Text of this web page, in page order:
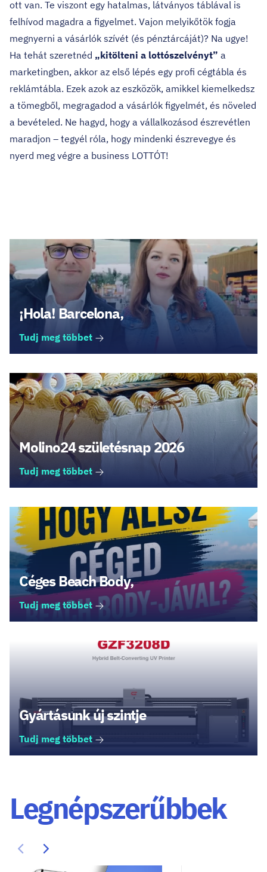
ott van. Te viszont egy hatalmas, látványos táblával is
felhívod magadra a figyelmet. Vajon melyikőtök fogja
megnyerni a vásárlók szívét (és pénztárcáját)? Na ugye!
Ha tehát szeretnéd „kitölteni a lottószelvényt” a
marketingben, akkor az első lépés egy profi cégtábla és
reklámtábla. Ezek azok az eszközök, amikkel kiemelkedsz
a tömegből, megragadod a vásárlók figyelmét, és növeled
a bevételed. Ne hagyd, hogy a vállalkozásod észrevétlen
maradjon – tegyél róla, hogy mindenki észrevegye és
nyerd meg végre a business LOTTÓT!
¡Hola! Barcelona,
Tudj meg többet
Molino24 születésnap 2026
Tudj meg többet
Céges Beach Body,
Tudj meg többet
Gyártásunk új szintje
Tudj meg többet
Legnépszerűbbek